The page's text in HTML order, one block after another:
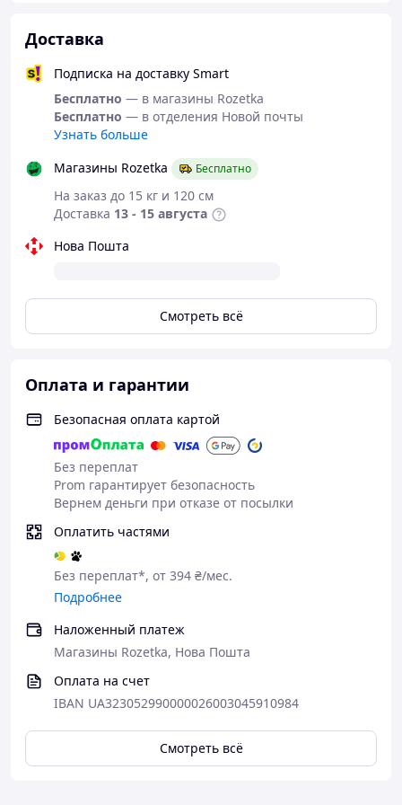
Доставка
Подписка на доставку Smart
Бесплатно — в магазины Rozetka
Бесплатно — в отделения Новой почты
Узнать больше
Магазины Rozetka
Бесплатно
На заказ до 15 кг и 120 см
Доставка 13 - 15 августа
Нова Пошта
Смотреть всё
Оплата и гарантии
Безопасная оплата картой
Без переплат
Prom гарантирует безопасность
Вернем деньги при отказе от посылки
Оплатить частями
Без переплат*, от 394 ₴/мес.
Подробнее
Наложенный платеж
Магазины Rozetka, Нова Пошта
Оплата на счет
IBAN UA323052990000026003045910984
Смотреть всё